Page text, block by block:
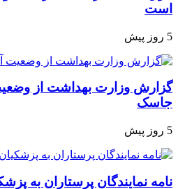
است
5 روز پیش
گزارش وزارت بهداشت از
جاسک
5 روز پیش
نامه نمایندگان پرستاران به